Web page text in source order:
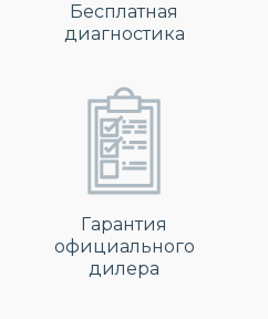
Бесплатная
диагностика
Гарантия
официального
дилера